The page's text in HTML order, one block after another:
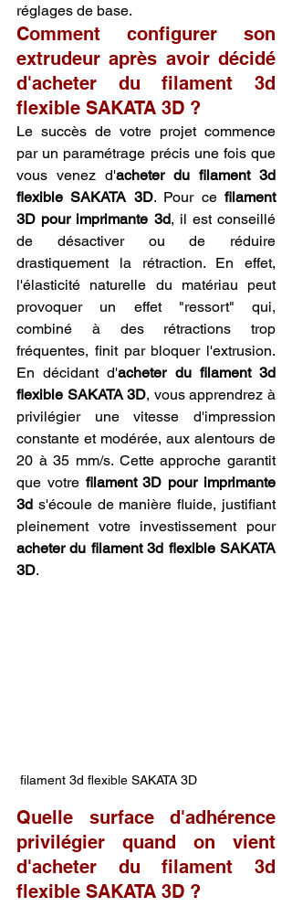
réglages de base.
Comment configurer son
extrudeur après avoir décidé
d'acheter du filament 3d
flexible SAKATA 3D ?
Le succès de votre projet commence
par un paramétrage précis une fois que
vous venez d'acheter du filament 3d
flexible SAKATA 3D. Pour ce filament
3D pour imprimante 3d, il est conseillé
de désactiver ou de réduire
drastiquement la rétraction. En effet,
l'élasticité naturelle du matériau peut
provoquer un effet "ressort" qui,
combiné à des rétractions trop
fréquentes, finit par bloquer l'extrusion.
En décidant d'acheter du filament 3d
flexible SAKATA 3D, vous apprendrez à
privilégier une vitesse d'impression
constante et modérée, aux alentours de
20 à 35 mm/s. Cette approche garantit
que votre filament 3D pour imprimante
3d s'écoule de manière fluide, justifiant
pleinement votre investissement pour
acheter du filament 3d flexible SAKATA
3D.
filament 3d flexible SAKATA 3D
Quelle surface d'adhérence
privilégier quand on vient
d'acheter du filament 3d
flexible SAKATA 3D ?